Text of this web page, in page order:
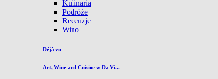
Kulinaria
Podróże
Recenzje
Wino
Déjà vu
Art, Wine and Cuisine w Da Vi...